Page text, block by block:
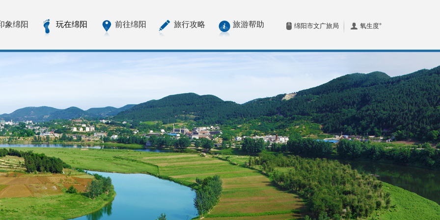
象绵阳 玩在绵阳 前往绵阳 旅行攻略 旅游帮助 绵阳市文广旅局 氧生度°